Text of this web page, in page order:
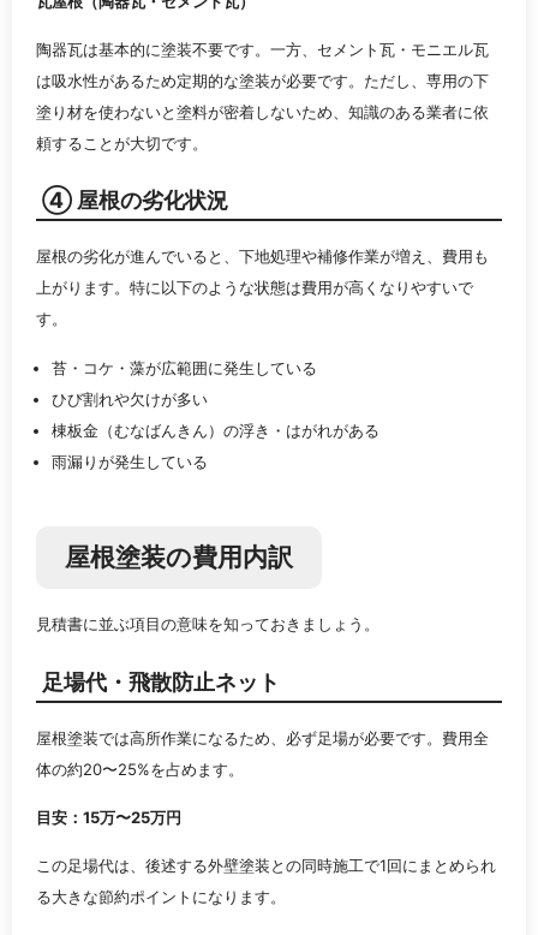
陶器瓦は基本的に塗装不要です。一方、セメント瓦・モニエル瓦
は吸水性があるため定期的な塗装が必要です。ただし、専用の下
塗り材を使わないと塗料が密着しないため、知識のある業者に依
頼することが大切です。
④ 屋根の劣化状況
屋根の劣化が進んでいると、下地処理や補修作業が増え、費用も
上がります。特に以下のような状態は費用が高くなりやすいで
す。
苔・コケ・藻が広範囲に発生している
ひび割れや欠けが多い
棟板金（むなばんきん）の浮き・はがれがある
雨漏りが発生している
屋根塗装の費用内訳
見積書に並ぶ項目の意味を知っておきましょう。
足場代・飛散防止ネット
屋根塗装では高所作業になるため、必ず足場が必要です。費用全
体の約20〜25%を占めます。
目安：15万〜25万円
この足場代は、後述する外壁塗装との同時施工で1回にまとめられ
る大きな節約ポイントになります。